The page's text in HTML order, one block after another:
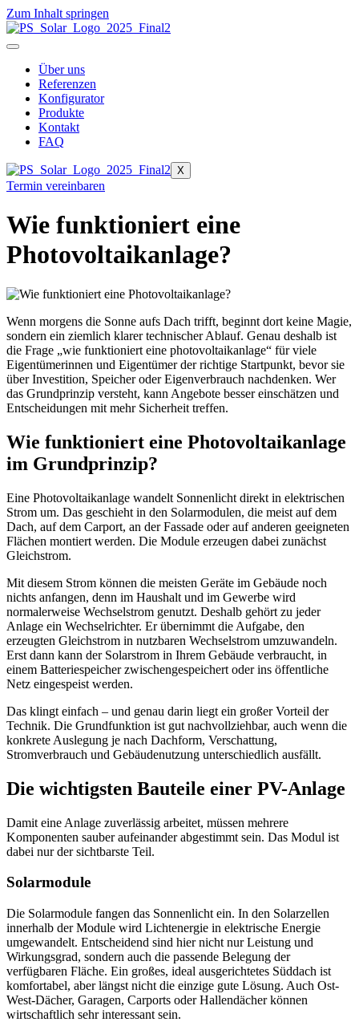
Zum Inhalt springen
Über uns
Referenzen
Konfigurator
Produkte
Kontakt
FAQ
X
Termin vereinbaren
Wie funktioniert eine
Photovoltaikanlage?
Wenn morgens die Sonne aufs Dach trifft, beginnt dort keine Magie,
sondern ein ziemlich klarer technischer Ablauf. Genau deshalb ist
die Frage „wie funktioniert eine photovoltaikanlage“ für viele
Eigentümerinnen und Eigentümer der richtige Startpunkt, bevor sie
über Investition, Speicher oder Eigenverbrauch nachdenken. Wer
das Grundprinzip versteht, kann Angebote besser einschätzen und
Entscheidungen mit mehr Sicherheit treffen.
Wie funktioniert eine Photovoltaikanlage
im Grundprinzip?
Eine Photovoltaikanlage wandelt Sonnenlicht direkt in elektrischen
Strom um. Das geschieht in den Solarmodulen, die meist auf dem
Dach, auf dem Carport, an der Fassade oder auf anderen geeigneten
Flächen montiert werden. Die Module erzeugen dabei zunächst
Gleichstrom.
Mit diesem Strom können die meisten Geräte im Gebäude noch
nichts anfangen, denn im Haushalt und im Gewerbe wird
normalerweise Wechselstrom genutzt. Deshalb gehört zu jeder
Anlage ein Wechselrichter. Er übernimmt die Aufgabe, den
erzeugten Gleichstrom in nutzbaren Wechselstrom umzuwandeln.
Erst dann kann der Solarstrom in Ihrem Gebäude verbraucht, in
einem Batteriespeicher zwischengespeichert oder ins öffentliche
Netz eingespeist werden.
Das klingt einfach – und genau darin liegt ein großer Vorteil der
Technik. Die Grundfunktion ist gut nachvollziehbar, auch wenn die
konkrete Auslegung je nach Dachform, Verschattung,
Stromverbrauch und Gebäudenutzung unterschiedlich ausfällt.
Die wichtigsten Bauteile einer PV-Anlage
Damit eine Anlage zuverlässig arbeitet, müssen mehrere
Komponenten sauber aufeinander abgestimmt sein. Das Modul ist
dabei nur der sichtbarste Teil.
Solarmodule
Die Solarmodule fangen das Sonnenlicht ein. In den Solarzellen
innerhalb der Module wird Lichtenergie in elektrische Energie
umgewandelt. Entscheidend sind hier nicht nur Leistung und
Wirkungsgrad, sondern auch die passende Belegung der
verfügbaren Fläche. Ein großes, ideal ausgerichtetes Süddach ist
komfortabel, aber längst nicht die einzige gute Lösung. Auch Ost-
West-Dächer, Garagen, Carports oder Hallendächer können
wirtschaftlich sehr interessant sein.